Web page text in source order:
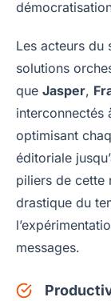
Les acteurs du
solutions
que Jasper,
interconnectés
optimisant
éditoriale
piliers de cette
drastique du
messages.